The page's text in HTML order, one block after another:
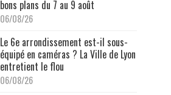
bons plans du 7 au 9 août
06/08/26
Le 6e arrondissement est-il sous-
équipé en caméras ? La Ville de Lyon
entretient le flou
06/08/26